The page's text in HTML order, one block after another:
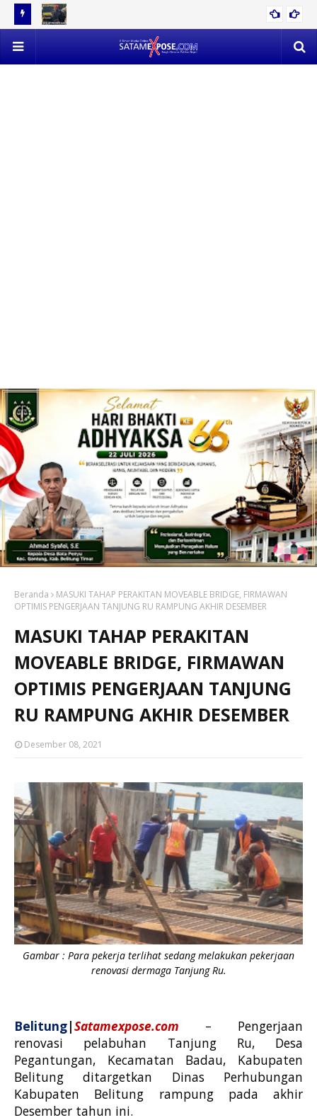
TON
EVAKUASI 53 TON TIMAH MENDAPAT PERLAWANAN SENGIT,
POLISI VS SATLAP TRICAKTI
Beranda
MASUKI TAHAP PERAKITAN MOVEABLE BRIDGE, FIRMAWAN
OPTIMIS PENGERJAAN TANJUNG RU RAMPUNG AKHIR DESEMBER
MASUKI TAHAP PERAKITAN
MOVEABLE BRIDGE, FIRMAWAN
OPTIMIS PENGERJAAN TANJUNG
RU RAMPUNG AKHIR DESEMBER
Desember 08, 2021
Gambar : Para pekerja terlihat sedang melakukan pekerjaan
renovasi dermaga Tanjung Ru.
Belitung|Satamexpose.com – Pengerjaan
renovasi pelabuhan Tanjung Ru, Desa
Pegantungan, Kecamatan Badau, Kabupaten
Belitung ditargetkan Dinas Perhubungan
Kabupaten Belitung rampung pada akhir
Desember tahun ini.